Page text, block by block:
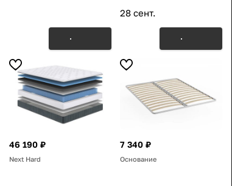
28 сент.
46 190 ₽
Next Hard
7 340 ₽
Основание